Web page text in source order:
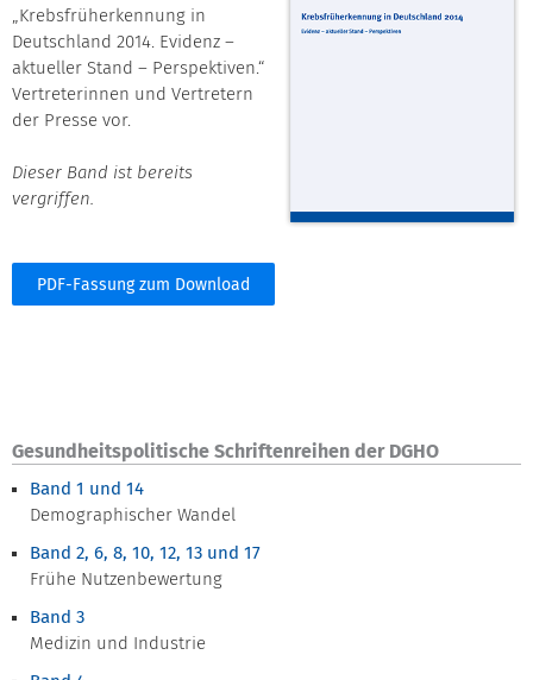
„Krebsfrüherkennung in
Deutschland 2014. Evidenz –
aktueller Stand – Perspektiven.“
Vertreterinnen und Vertretern
der Presse vor.
Dieser Band ist bereits
vergriffen.
PDF-Fassung zum Download
Gesundheitspolitische Schriftenreihen der DGHO
Band 1 und 14
Demographischer Wandel
Band 2, 6, 8, 10, 12, 13 und 17
Frühe Nutzenbewertung
Band 3
Medizin und Industrie